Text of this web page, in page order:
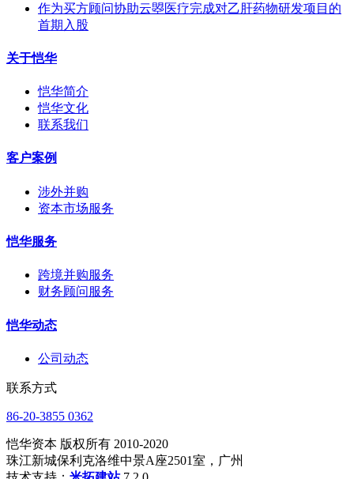
作为买方顾问协助云曌医疗完成对乙肝药物研发项目的
首期入股
关于恺华
恺华简介
恺华文化
联系我们
客户案例
涉外并购
资本市场服务
恺华服务
跨境并购服务
财务顾问服务
恺华动态
公司动态
联系方式
86-20-3855 0362
恺华资本 版权所有 2010-2020
珠江新城保利克洛维中景A座2501室，广州